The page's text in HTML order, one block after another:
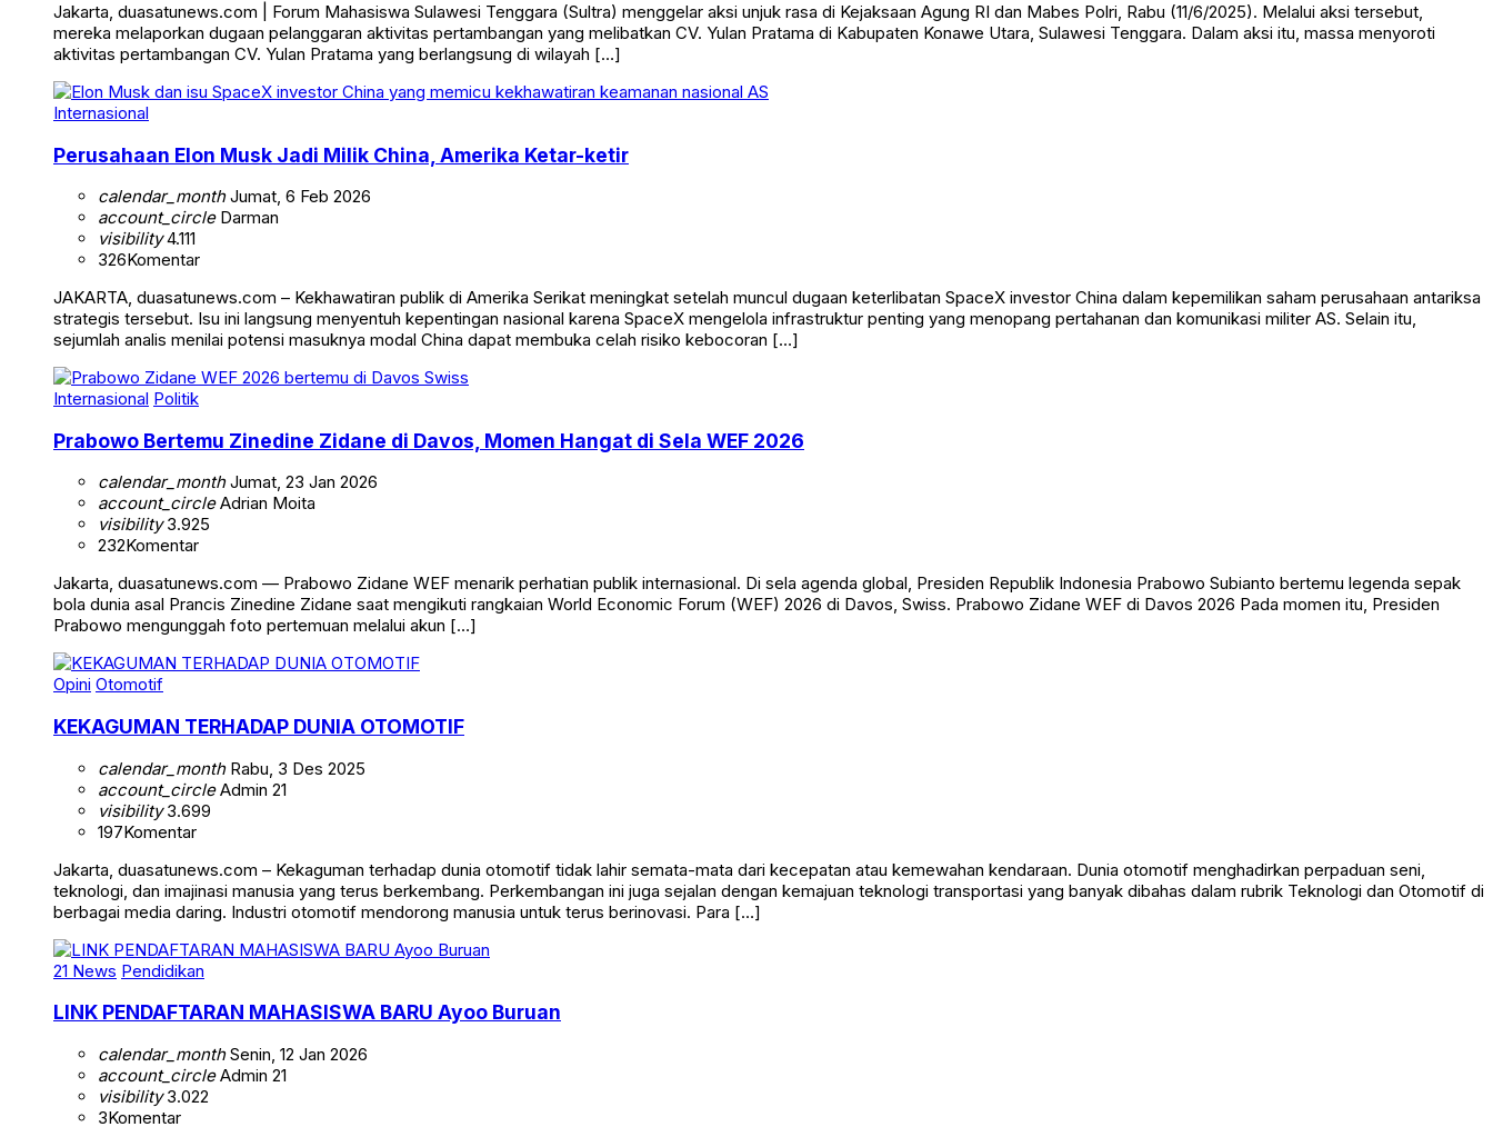
Jakarta, duasatunews.com | Forum Mahasiswa Sulawesi Tenggara (Sultra) menggelar aksi unjuk rasa di Kejaksaan Agung RI dan Mabes Polri, Rabu (11/6/2025). Melalui aksi tersebut,
mereka melaporkan dugaan pelanggaran aktivitas pertambangan yang melibatkan CV. Yulan Pratama di Kabupaten Konawe Utara, Sulawesi Tenggara. Dalam aksi itu, massa menyoroti
aktivitas pertambangan CV. Yulan Pratama yang berlangsung di wilayah […]
Internasional
Perusahaan Elon Musk Jadi Milik China, Amerika Ketar-ketir
calendar_monthJumat, 6 Feb 2026
account_circleDarman
visibility4.111
326Komentar
JAKARTA, duasatunews.com – Kekhawatiran publik di Amerika Serikat meningkat setelah muncul dugaan keterlibatan SpaceX investor China dalam kepemilikan saham perusahaan antariksa
strategis tersebut. Isu ini langsung menyentuh kepentingan nasional karena SpaceX mengelola infrastruktur penting yang menopang pertahanan dan komunikasi militer AS. Selain itu,
sejumlah analis menilai potensi masuknya modal China dapat membuka celah risiko kebocoran […]
Internasional Politik
Prabowo Bertemu Zinedine Zidane di Davos, Momen Hangat di Sela WEF 2026
calendar_monthJumat, 23 Jan 2026
account_circleAdrian Moita
visibility3.925
232Komentar
Jakarta, duasatunews.com — Prabowo Zidane WEF menarik perhatian publik internasional. Di sela agenda global, Presiden Republik Indonesia Prabowo Subianto bertemu legenda sepak
bola dunia asal Prancis Zinedine Zidane saat mengikuti rangkaian World Economic Forum (WEF) 2026 di Davos, Swiss. Prabowo Zidane WEF di Davos 2026 Pada momen itu, Presiden
Prabowo mengunggah foto pertemuan melalui akun […]
Opini Otomotif
KEKAGUMAN TERHADAP DUNIA OTOMOTIF
calendar_monthRabu, 3 Des 2025
account_circleAdmin 21
visibility3.699
197Komentar
Jakarta, duasatunews.com – Kekaguman terhadap dunia otomotif tidak lahir semata-mata dari kecepatan atau kemewahan kendaraan. Dunia otomotif menghadirkan perpaduan seni,
teknologi, dan imajinasi manusia yang terus berkembang. Perkembangan ini juga sejalan dengan kemajuan teknologi transportasi yang banyak dibahas dalam rubrik Teknologi dan Otomotif di
berbagai media daring. Industri otomotif mendorong manusia untuk terus berinovasi. Para […]
21 News Pendidikan
LINK PENDAFTARAN MAHASISWA BARU Ayoo Buruan
calendar_monthSenin, 12 Jan 2026
account_circleAdmin 21
visibility3.022
3Komentar